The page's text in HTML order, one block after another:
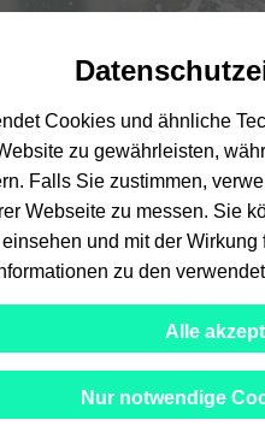
vermeiden
Cookies und ähnliche
zu gewährleisten,
Falls Sie zustimmen,
Webseite zu messen. Sie
einsehen und mit der
zu den
Alle
Nur notwendige